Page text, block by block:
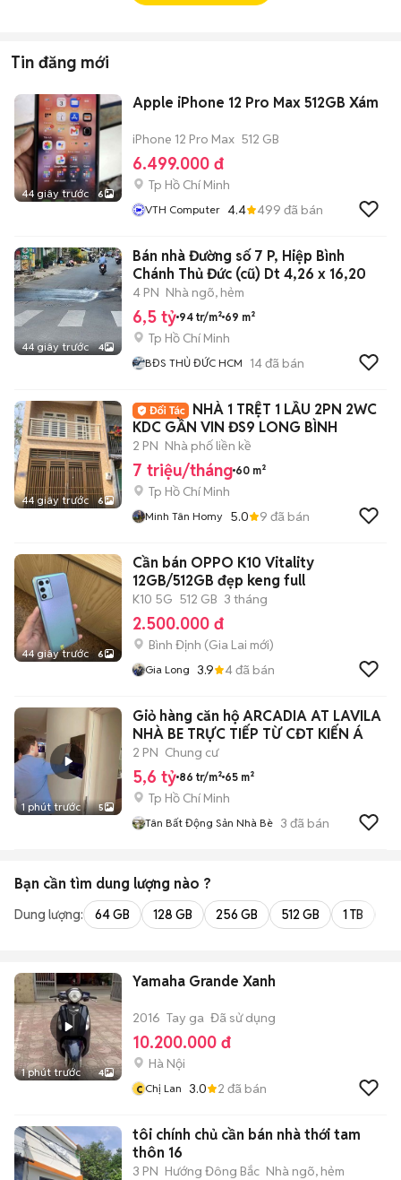
Tin đăng mới
44 giây trước 6
Apple iPhone 12 Pro Max 512GB Xám
iPhone 12 Pro Max 512 GB
6.499.000 đ
Tp Hồ Chí Minh
VTH Computer 4.4 499 đã bán
44 giây trước 4
Bán nhà Đường số 7 P, Hiệp Bình
Chánh Thủ Đức (cũ) Dt 4,26 x 16,20
4 PN Nhà ngõ, hẻm
6,5 tỷ 94 tr/m² 69 m²
Tp Hồ Chí Minh
BĐS THỦ ĐỨC HCM 14đã bán
44 giây trước 6
NHÀ 1 TRỆT 1 LẦU 2PN 2WC
KDC GẦN VIN ĐS9 LONG BÌNH
2 PN Nhà phố liền kề
7 triệu/tháng 60 m²
Tp Hồ Chí Minh
Minh Tân Homy 5.0 9 đã bán
44 giây trước 6
Cần bán OPPO K10 Vitality
12GB/512GB đẹp keng full
K10 5G 512 GB 3 tháng
2.500.000 đ
Bình Định (Gia Lai mới)
Gia Long 3.9 4đã bán
1 phút trước 5
Giỏ hàng căn hộ ARCADIA AT LAVILA
NHÀ BE TRỰC TIẾP TỪ CĐT KIẾN Á
2 PN Chung cư
5,6 tỷ 86 tr/m² 65 m²
Tp Hồ Chí Minh
Tân Bất Động Sản Nhà Bè 3 đã bán
Bạn cần tìm dung lượng nào ?
Dung lượng: 64 GB 128 GB 256 GB 512 GB 1 TB
1 phút trước 4
Yamaha Grande Xanh
2016 Tay ga Đã sử dụng
10.200.000 đ
Hà Nội
c Chị Lan 3.0 2 đã bán
tôi chính chủ cần bán nhà thới tam
thôn 16
3 PN Hướng Đông Bắc Nhà ngõ, hẻm